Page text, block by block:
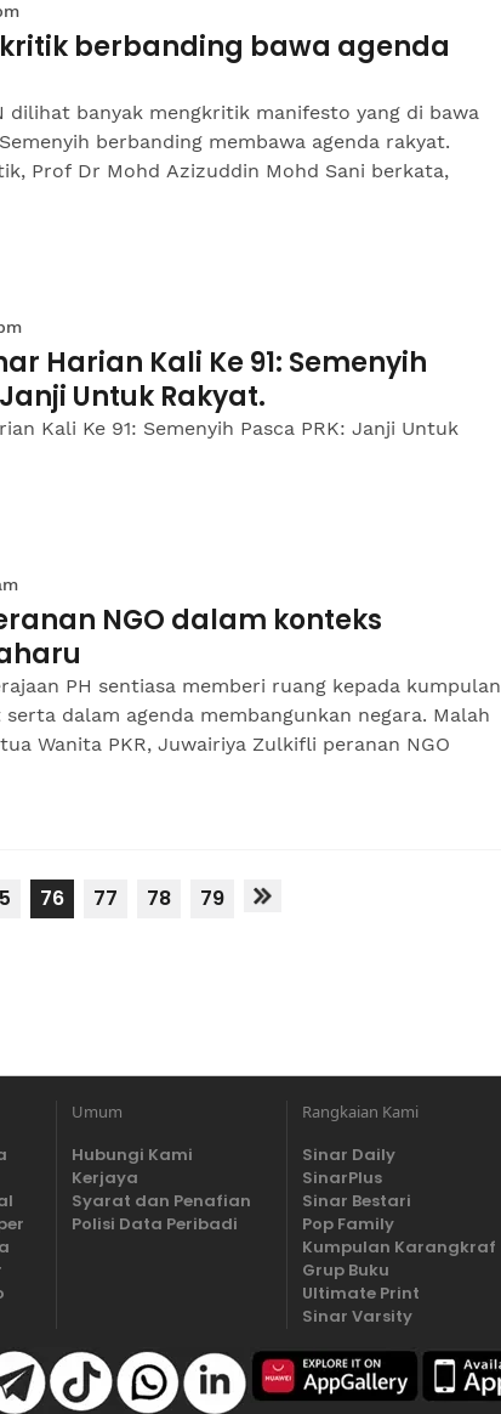
berbanding bawa agenda
dilihat banyak mengkritik manifesto yang di bawa
berbanding membawa agenda rakyat.
Prof Dr Mohd Azizuddin Mohd Sani berkata,
Harian Kali Ke 91: Semenyih
Untuk Rakyat.
Kali Ke 91: Semenyih Pasca PRK: Janji Untuk
NGO dalam konteks
PH sentiasa memberi ruang kepada kumpulan
dalam agenda membangunkan negara. Malah
Wanita PKR, Juwairiya Zulkifli peranan NGO
76 77 78 79
Umum
Hubungi Kami
Kerjaya
Syarat dan Penafian
Polisi Data Peribadi
Rangkaian Kami
Sinar Daily
SinarPlus
Sinar Bestari
Pop Family
Kumpulan Karangkraf
Grup Buku
Ultimate Print
Sinar Varsity